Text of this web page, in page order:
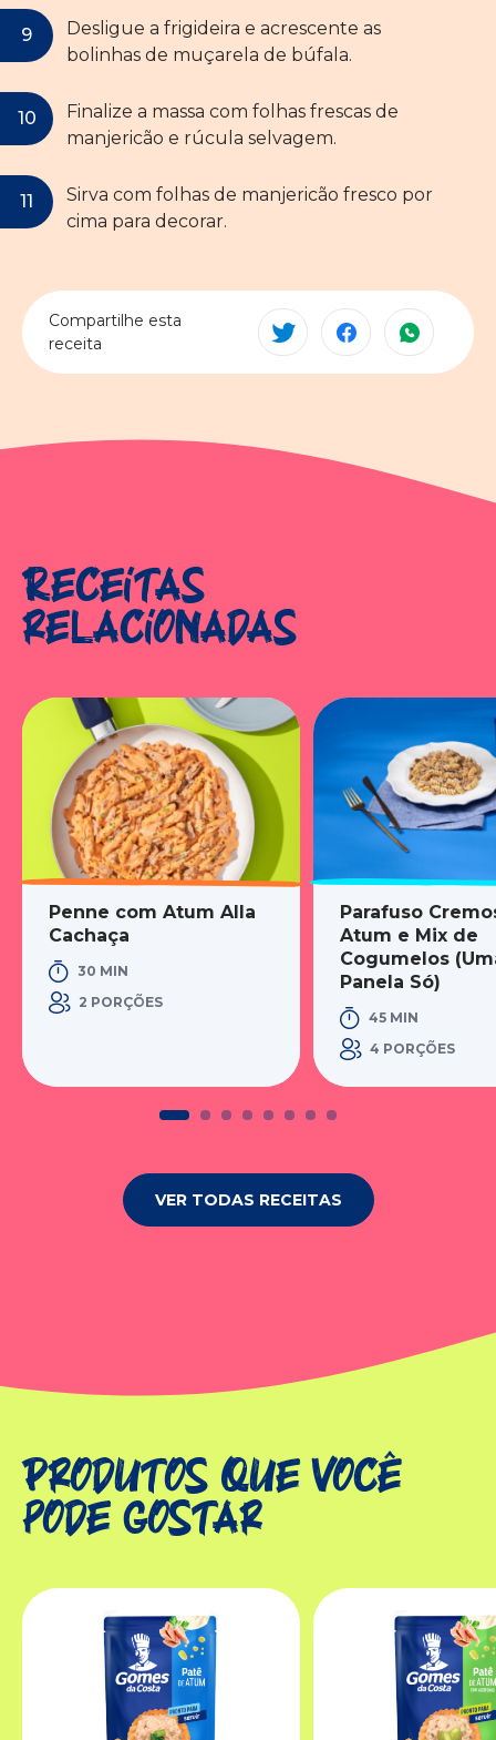
Desligue a frigideira e acrescente as
bolinhas de muçarela de búfala.
Finalize a massa com folhas frescas de
manjericão e rúcula selvagem.
Sirva com folhas de manjericão fresco por
cima para decorar.
Compartilhe esta
receita
Receitas
relacionadas
Penne com Atum Alla
Cachaça
30 MIN
2 PORÇÕES
Parafuso
Atum e Mix de
Cogumelos
Panela Só)
45 MIN
4 PORÇÕES
VER TODAS RECEITAS
Produtos que você
pode gostar